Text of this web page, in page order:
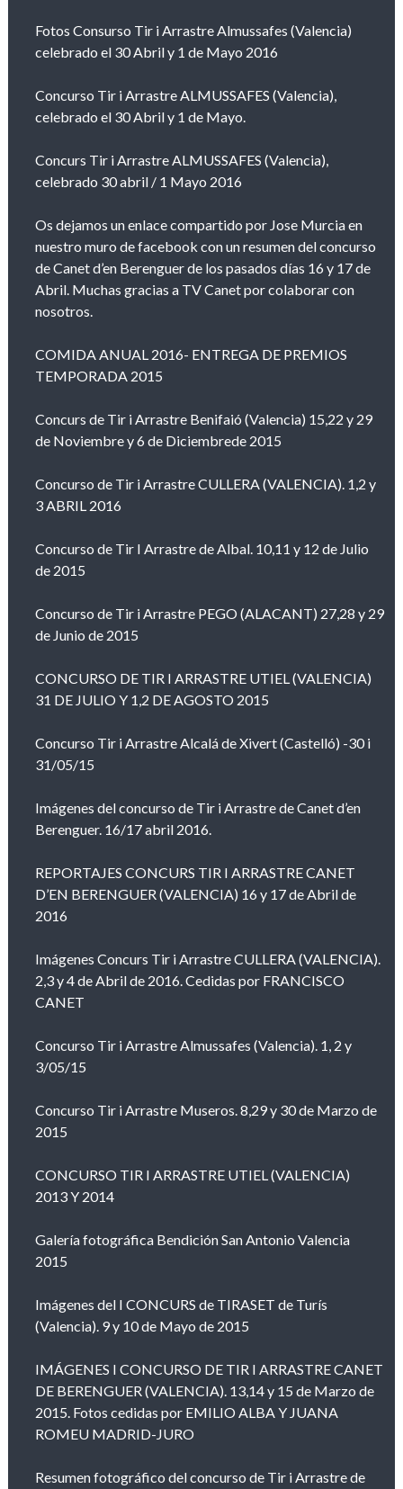
Fotos Consurso Tir i Arrastre Almussafes (Valencia)
celebrado el 30 Abril y 1 de Mayo 2016
Concurso Tir i Arrastre ALMUSSAFES (Valencia),
celebrado el 30 Abril y 1 de Mayo.
Concurs Tir i Arrastre ALMUSSAFES (Valencia),
celebrado 30 abril / 1 Mayo 2016
Os dejamos un enlace compartido por Jose Murcia en
nuestro muro de facebook con un resumen del concurso
de Canet d’en Berenguer de los pasados días 16 y 17 de
Abril. Muchas gracias a TV Canet por colaborar con
nosotros.
COMIDA ANUAL 2016- ENTREGA DE PREMIOS
TEMPORADA 2015
Concurs de Tir i Arrastre Benifaió (Valencia) 15,22 y 29
de Noviembre y 6 de Diciembrede 2015
Concurso de Tir i Arrastre CULLERA (VALENCIA). 1,2 y
3 ABRIL 2016
Concurso de Tir I Arrastre de Albal. 10,11 y 12 de Julio
de 2015
Concurso de Tir i Arrastre PEGO (ALACANT) 27,28 y 29
de Junio de 2015
CONCURSO DE TIR I ARRASTRE UTIEL (VALENCIA)
31 DE JULIO Y 1,2 DE AGOSTO 2015
Concurso Tir i Arrastre Alcalá de Xivert (Castelló) -30 i
31/05/15
Imágenes del concurso de Tir i Arrastre de Canet d’en
Berenguer. 16/17 abril 2016.
REPORTAJES CONCURS TIR I ARRASTRE CANET
D’EN BERENGUER (VALENCIA) 16 y 17 de Abril de
2016
Imágenes Concurs Tir i Arrastre CULLERA (VALENCIA).
2,3 y 4 de Abril de 2016. Cedidas por FRANCISCO
CANET
Concurso Tir i Arrastre Almussafes (Valencia). 1, 2 y
3/05/15
Concurso Tir i Arrastre Museros. 8,29 y 30 de Marzo de
2015
CONCURSO TIR I ARRASTRE UTIEL (VALENCIA)
2013 Y 2014
Galería fotográfica Bendición San Antonio Valencia
2015
Imágenes del I CONCURS de TIRASET de Turís
(Valencia). 9 y 10 de Mayo de 2015
IMÁGENES I CONCURSO DE TIR I ARRASTRE CANET
DE BERENGUER (VALENCIA). 13,14 y 15 de Marzo de
2015. Fotos cedidas por EMILIO ALBA Y JUANA
ROMEU MADRID-JURO
Resumen fotográfico del concurso de Tir i Arrastre de